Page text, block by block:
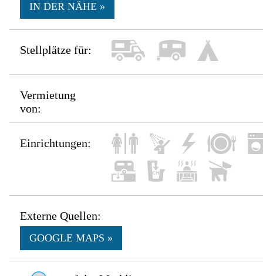
IN DER NÄHE »
Stellplätze für:
Vermietung
von:
Einrichtungen:
Externe Quellen:
GOOGLE MAPS »